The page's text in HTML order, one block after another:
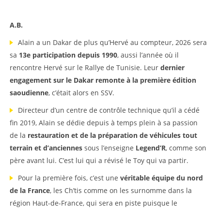
A.B.
Alain a un Dakar de plus qu’Hervé au compteur, 2026 sera
sa 13e participation depuis 1990, aussi l’année où il
rencontre Hervé sur le Rallye de Tunisie. Leur dernier
engagement sur le Dakar remonte à la première édition
saoudienne, c’était alors en SSV.
Directeur d’un centre de contrôle technique qu’il a cédé
fin 2019, Alain se dédie depuis à temps plein à sa passion
de la restauration et de la préparation de véhicules tout
terrain et d’anciennes sous l’enseigne Legend’R, comme son
père avant lui. C’est lui qui a révisé le Toy qui va partir.
Pour la première fois, c’est une véritable équipe du nord
de la France, les Ch’tis comme on les surnomme dans la
région Haut-de-France, qui sera en piste puisque le